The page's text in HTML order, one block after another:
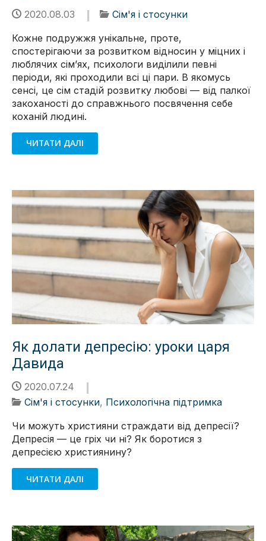
2020.08.03
Сім'я і стосунки
Кожне подружжя унікальне, проте,
спостерігаючи за розвитком відносин у міцних і
люблячих сім’ях, психологи виділили певні
періоди, які проходили всі ці пари. В якомусь
сенсі, це сім стадій розвитку любові — від палкої
закоханості до справжнього посвячення себе
коханій людині.
ЧИТАТИ ДАЛІ
Як долати депресію: уроки царя
Давида
2020.07.24
Сім'я і стосунки, Психологічна підтримка
Чи можуть християни страждати від депресії?
Депресія — це гріх чи ні? Як боротися з
депресією християнину?
ЧИТАТИ ДАЛІ